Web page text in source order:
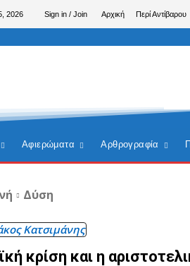
2026 Sign in / Join Αρχική Περί Αντίβαρου
Αφιερώματα Αρθρογραφία
Δύση
Κατσιμάνης
κρίση και η